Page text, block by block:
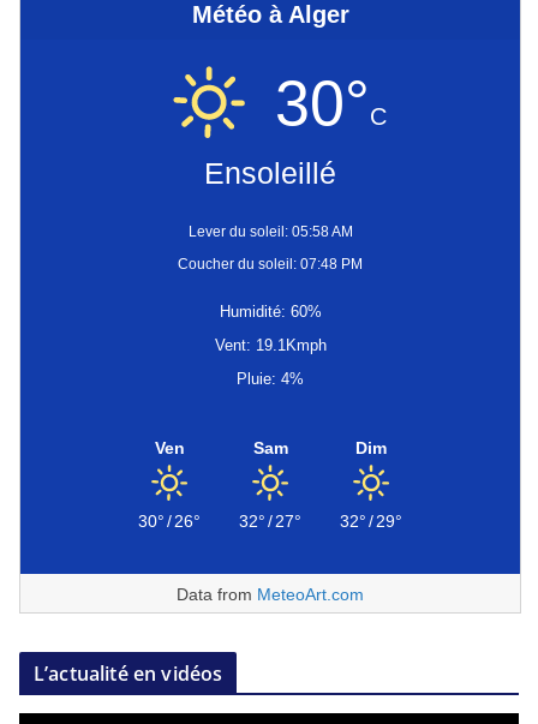
Météo à Alger
30°C
Ensoleillé
Lever du soleil: 05:58 AM
Coucher du soleil: 07:48 PM
Humidité: 60%
Vent: 19.1Kmph
Pluie: 4%
Ven
30°/26°
Sam
32°/27°
Dim
32°/29°
Data from MeteoArt.com
L’actualité en vidéos